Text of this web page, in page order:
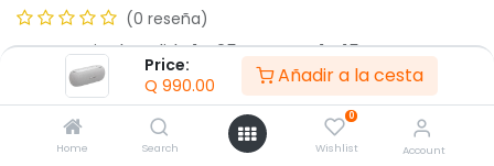
Price:
Q 990.00 Añadir a la cesta
Home Search
0
Wishlist Account
(0 reseña)
- Potencia de salida 1 x 25 W RMS + 1 x 15 W RMS
- Respuesta de frecuencia 60 Hz a 20 kHz
- Relación señal/ruido > 80 dB
- Batería de polímero de iones de litio 17.28 Wh
- Tiempo de carga 2.5 horas